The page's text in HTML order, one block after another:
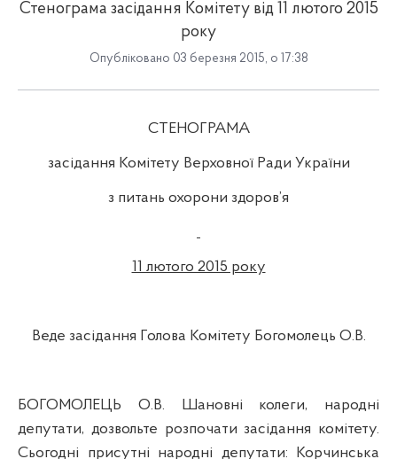
Стенограма засідання Комітету від 11 лютого 2015
року
Опубліковано 03 березня 2015, о 17:38
СТЕНОГРАМА
засідання Комітету Верховної Ради України
з питань охорони здоров’я
11 лютого 2015 року
Веде засідання Голова Комітету Богомолець О.В.
БОГОМОЛЕЦЬ О.В. Шановні колеги, народні
депутати, дозвольте розпочати засідання комітету.
Сьогодні присутні народні депутати:
Корчинська